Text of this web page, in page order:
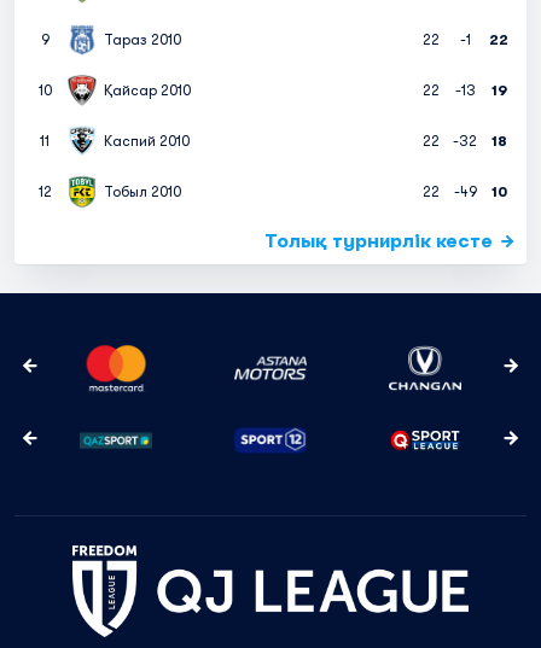
9 Тараз 2010 22 -1 22
10 Қайсар 2010 22 -13 19
11 Каспий 2010 22 -32 18
12 Тобыл 2010 22 -49 10
Толық турнирлік кесте